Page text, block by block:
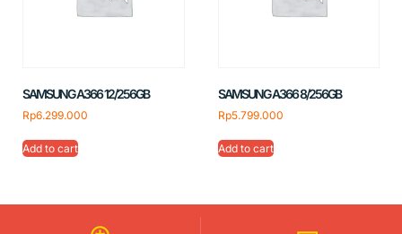
SAMSUNG A366 12/256GB
Rp6.299.000
Add to cart
SAMSUNG A366 8/256GB
Rp5.799.000
Add to cart